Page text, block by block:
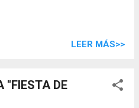
LEER MÁS>>
"FIESTA DE